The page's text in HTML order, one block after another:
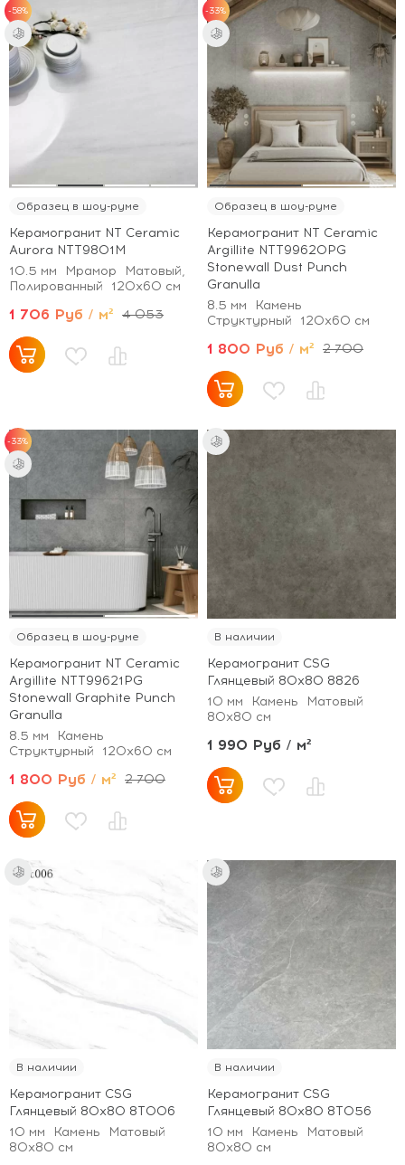
-58%
Образец в шоу-руме
Керамогранит NT Ceramic
Aurora NTT9801M
10.5 мм
Мрамор
Матовый,
Полированный
120x60 см
1 706 Руб / м² 4 053
-33%
Образец в шоу-руме
Керамогранит NT Ceramic
Argillite NTT99620PG
Stonewall Dust Punch
Granulla
8.5 мм
Камень
Структурный
120x60 см
1 800 Руб / м² 2 700
-33%
Образец в шоу-руме
Керамогранит NT Ceramic
Argillite NTT99621PG
Stonewall Graphite Punch
Granulla
8.5 мм
Камень
Структурный
120x60 см
1 800 Руб / м² 2 700
В наличии
Керамогранит CSG
Глянцевый 80x80 8826
10 мм
Камень
Матовый
80x80 см
1 990 Руб / м²
В наличии
Керамогранит CSG
Глянцевый 80x80 8T006
10 мм
Камень
Матовый
80x80 см
В наличии
Керамогранит CSG
Глянцевый 80x80 8T056
10 мм
Камень
Матовый
80x80 см